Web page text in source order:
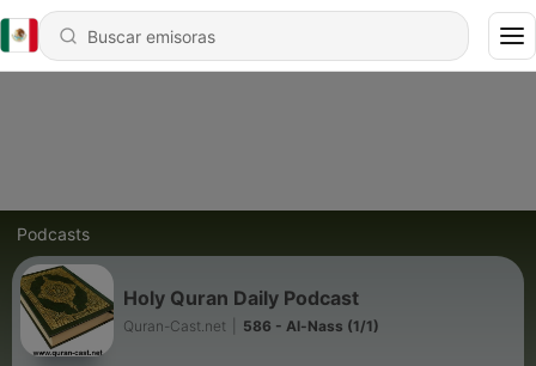
Podcasts
Holy Quran Daily Podcast
Quran-Cast.net 586 - Al-Nass (1/1)